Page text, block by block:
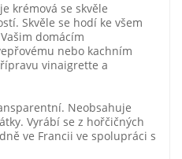
krémová se skvěle
Skvěle se hodí ke všem
domácím
nebo kachním
vinaigrette a
Neobsahuje
Vyrábí se z hořčičných
ve Francii ve spolupráci s